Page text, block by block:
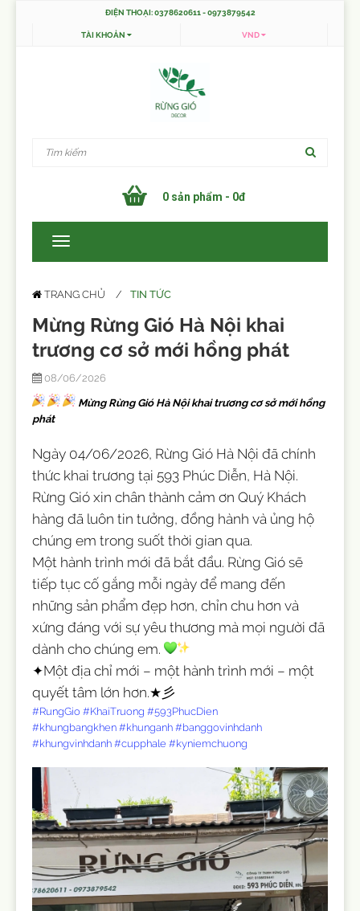
ĐIỆN THOẠI: 0378620611 - 0973879542
TÀI KHOẢN
VND
0 sản phẩm - 0đ
TRANG CHỦ TIN TỨC
Mừng Rừng Gió Hà Nội khai
trương cơ sở mới hồng phát
08/06/2026
Mừng Rừng Gió Hà Nội khai trương cơ sở mới hồng
phát
Ngày 04/06/2026, Rừng Gió Hà Nội đã chính
thức khai trương tại 593 Phúc Diễn, Hà Nội.
Rừng Gió xin chân thành cảm ơn Quý Khách
hàng đã luôn tin tưởng, đồng hành và ủng hộ
chúng em trong suốt thời gian qua.
Một hành trình mới đã bắt đầu. Rừng Gió sẽ
tiếp tục cố gắng mỗi ngày để mang đến
những sản phẩm đẹp hơn, chỉn chu hơn và
xứng đáng với sự yêu thương mà mọi người đã
dành cho chúng em.
✦Một địa chỉ mới – một hành trình mới – một
quyết tâm lớn hơn.★彡
#RungGio #KhaiTruong #593PhucDien
#khungbangkhen#khunganh#banggovinhdanh
#khungvinhdanh#cupphale#kyniemchuong